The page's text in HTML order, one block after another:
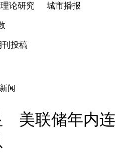
理论研究 城市播报
刊投稿
闻
美联储年内连